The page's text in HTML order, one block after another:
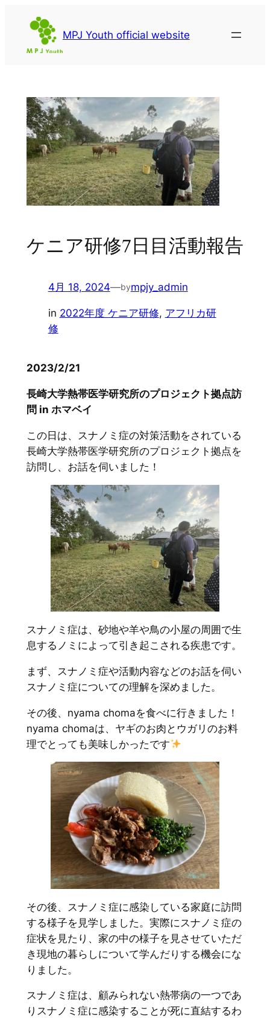
MPJ Youth official website
ケニア研修7日目活動報告
4月 18, 2024—bympjy_admin
in 2022年度 ケニア研修, アフリカ研
修
2023/2/21
長崎大学熱帯医学研究所のプロジェクト拠点訪
問 in ホマベイ
この日は、スナノミ症の対策活動をされている
長崎大学熱帯医学研究所のプロジェクト拠点を
訪問し、お話を伺いました！
スナノミ症は、砂地や羊や鳥の小屋の周囲で生
息するノミによって引き起こされる疾患です。
まず、スナノミ症や活動内容などのお話を伺い
スナノミ症についての理解を深めました。
その後、nyama chomaを食べに行きました！
nyama chomaは、ヤギのお肉とウガリのお料
理でとっても美味しかったです
その後、スナノミ症に感染している家庭に訪問
する様子を見学しました。実際にスナノミ症の
症状を見たり、家の中の様子を見させていただ
き現地の暮らしについて学んだりする機会にな
りました。
スナノミ症は、顧みられない熱帯病の一つであ
りスナノミ症に感染することが死に直結するわ